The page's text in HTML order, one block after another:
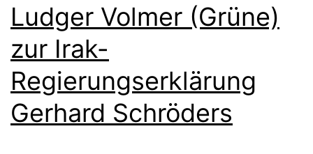
Ludger Volmer (Grüne)
zur Irak-
Regierungserklärung
Gerhard Schröders